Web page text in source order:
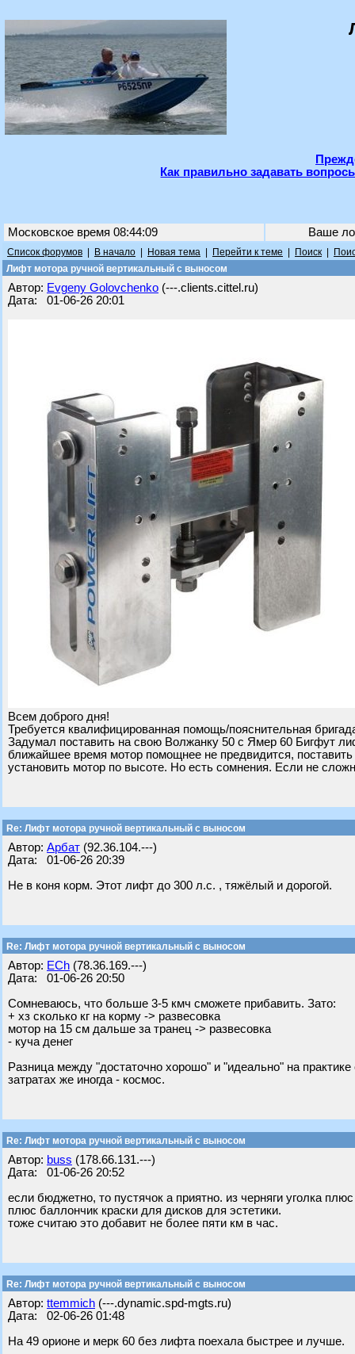
Как правильно задавать
Московское время 08:44:09 Ваше
Список форумов В начало Новая тема Перейти к теме Поиск
Лифт мотора ручной вертикальный с выносом
Автор: Evgeny Golovchenko (---.clients.cittel.ru)
Дата: 01-06-26 20:01
Всем доброго дня!
Требуется квалифицированная помощь/пояснительная
Задумал поставить на свою Волжанку 50 с Ямер 60 Бигфут
ближайшее время мотор помощнее не предвидится,
установить мотор по высоте. Но есть сомнения. Если не
Re: Лифт мотора ручной вертикальный с выносом
Автор: Арбат (92.36.104.---)
Дата: 01-06-26 20:39
Не в коня корм. Этот лифт до 300 л.с. , тяжёлый и дорогой.
Re: Лифт мотора ручной вертикальный с выносом
Автор: ECh (78.36.169.---)
Дата: 01-06-26 20:50
Сомневаюсь, что больше 3-5 кмч сможете прибавить. Зато:
+ хз сколько кг на корму -> развесовка
мотор на 15 см дальше за транец -> развесовка
- куча денег
Разница между "достаточно хорошо" и "идеально" на
затратах же иногда - космос.
Re: Лифт мотора ручной вертикальный с выносом
Автор: buss (178.66.131.---)
Дата: 01-06-26 20:52
если бюджетно, то пустячок а приятно. из черняги уголка
плюс баллончик краски для дисков для эстетики.
тоже считаю это добавит не более пяти км в час.
Re: Лифт мотора ручной вертикальный с выносом
Автор: ttemmich (---.dynamic.spd-mgts.ru)
Дата: 02-06-26 01:48
На 49 орионе и мерк 60 без лифта поехала быстрее и лучше.